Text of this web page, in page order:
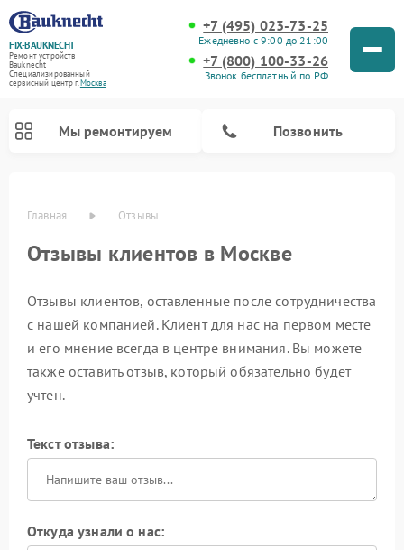
FIX-BAUKNECHT
Ремонт устройств
Bauknecht
Специализированный
cервисный центр г.Москва
+7 (495) 023-73-25
Ежедневно с 9:00 до 21:00
+7 (800) 100-33-26
Звонок бесплатный по РФ
Мы ремонтируем Позвонить
Главная Отзывы
Отзывы клиентов в Москве
Отзывы клиентов, оставленные после сотрудничества
с нашей компанией. Клиент для нас на первом месте
и его мнение всегда в центре внимания. Вы можете
также оставить отзыв, который обязательно будет
учтен.
Текст отзыва:
Откуда узнали о нас: